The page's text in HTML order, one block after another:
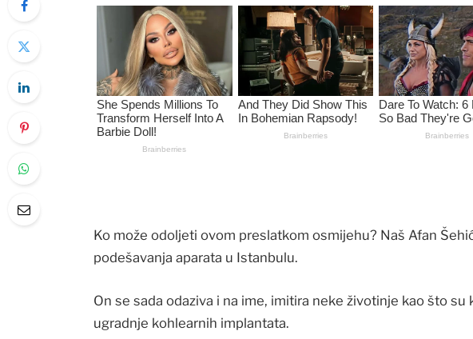
Ko može odoljeti ovom preslatkom osmijehu? Naš Afan
podešavanja aparata u Istanbulu.
On se sada odaziva i na ime, imitira neke životinje kao što su
ugradnje kohlearnih implantata.